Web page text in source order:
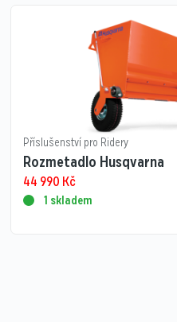
Příslušenství pro Ridery
Rozmetadlo Husqvarna
44 990 Kč
1 skladem